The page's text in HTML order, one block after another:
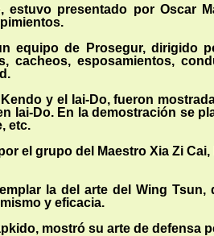
estuvo presentado por Oscar
equipo de Prosegur, dirigido
cacheos, esposamientos,
y el Iai-Do, fueron
Iai-Do. En la demostración se
etc.
el grupo del Maes­tro Xia Zi
la del arte del Wing
y eficacia.
mostró su arte de defensa